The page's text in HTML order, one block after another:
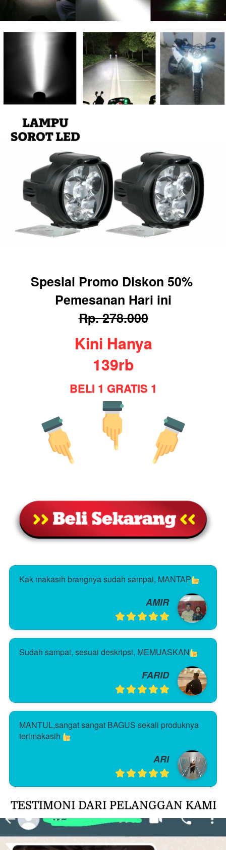
Spesial Promo Diskon 50%
Pemesanan Hari ini
Rp. 278.000
Kini Hanya
139rb
BELI 1 GRATIS 1
Kak makasih brangnya sudah sampai, MANTAP
AMIR
Sudah sampai, sesuai deskripsi, MEMUASKAN
FARID
MANTUL,sangat sangat BAGUS sekali produknya
terimakasih
ARI
TESTIMONI DARI PELANGGAN KAMI